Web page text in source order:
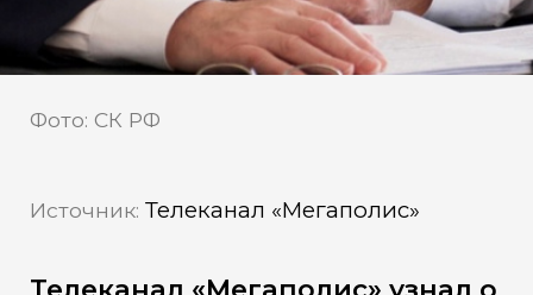
Фото: СК РФ
Источник: Телеканал «Мегаполис»